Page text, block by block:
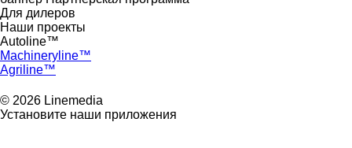
Для дилеров
Наши проекты
Autoline™
Machineryline™
Agriline™
© 2026 Linemedia
Установите наши приложения